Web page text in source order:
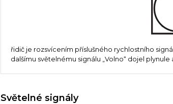
řidič je rozsvícením příslušného rychlostního
dalšímu světelnému signálu „Volno“ dojel plynule
Světelné signály